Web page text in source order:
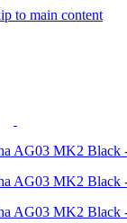
to main content